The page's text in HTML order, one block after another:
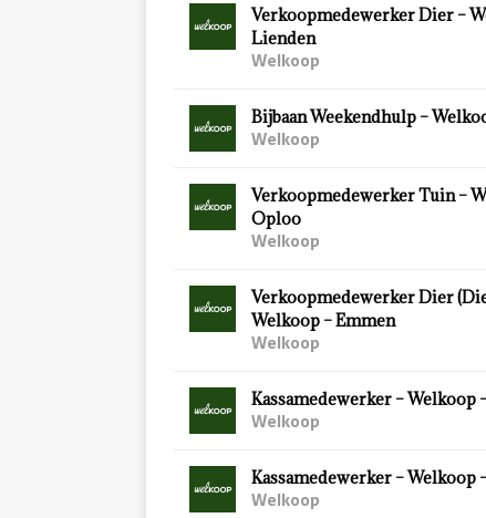
Verkoopmedewerker Dier –
Lienden
Welkoop
Bijbaan Weekendhulp –
Welkoop
Verkoopmedewerker Tuin –
Oploo
Welkoop
Verkoopmedewerker Dier
Welkoop – Emmen
Welkoop
Kassamedewerker – Welkoop
Welkoop
Kassamedewerker – Welkoop
Welkoop